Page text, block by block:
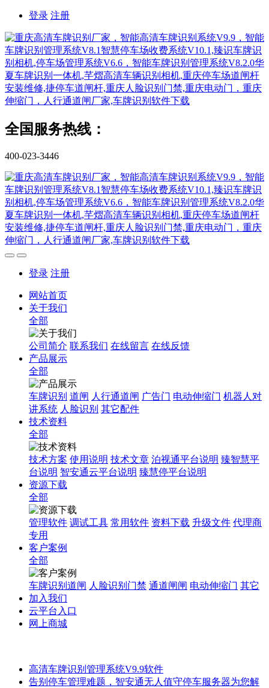
登录 注册
全国服务热线：
400-023-3446
登录 注册
网站首页
关于我们
全部
公司简介 联系我们 在线留言 在线反馈
产品展示
全部
车牌识别 道闸 人行通道闸 广告门 电动伸缩门 机器人对
讲系统 人脸识别 其它配件
技术资料
全部
技术方案 使用说明 技术文章 泊视通平台说明 臻智慧平
台说明 智安通云平台说明 臻慧停平台说明
资源下载
全部
管理软件 调试工具 常用软件 资料下载 升级文件 代理商
专用
客户案例
全部
车牌识别道闸 人脸识别门禁 通道闸闸 电动伸缩门 其它
加入我们
云平台入口
网上商城
高清车牌识别管理系统V9.9软件
告别停车管理难题，智安通无人值守停车服务器为您解